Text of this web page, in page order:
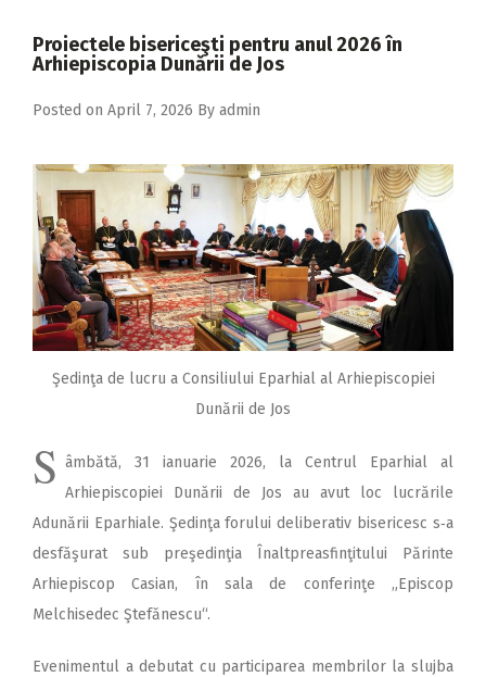
2017
2014
2013
2012
2011
2010
2009
Proiectele bisericeşti pentru anul 2026 în
Arhiepiscopia Dunării de Jos
Posted on April 7, 2026 By admin
Şedinţa de lucru a Consiliului Eparhial al Arhiepiscopiei
Dunării de Jos
S âmbătă, 31 ianuarie 2026, la Centrul Eparhial al
Arhiepiscopiei Dunării de Jos au avut loc lucrările
Adunării Eparhiale. Şedinţa forului deliberativ bisericesc s‑a
desfăşurat sub preşedinţia Înaltpreasfinţitului Părinte
Arhiepis­cop Casian, în sala de conferinţe „Epis­cop
Melchisedec Ştefănescu“.
Evenimentul a debutat cu participarea membrilor la slujba